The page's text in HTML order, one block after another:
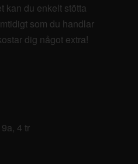
kan du enkelt stötta
som du handlar
dig något extra!
4 tr